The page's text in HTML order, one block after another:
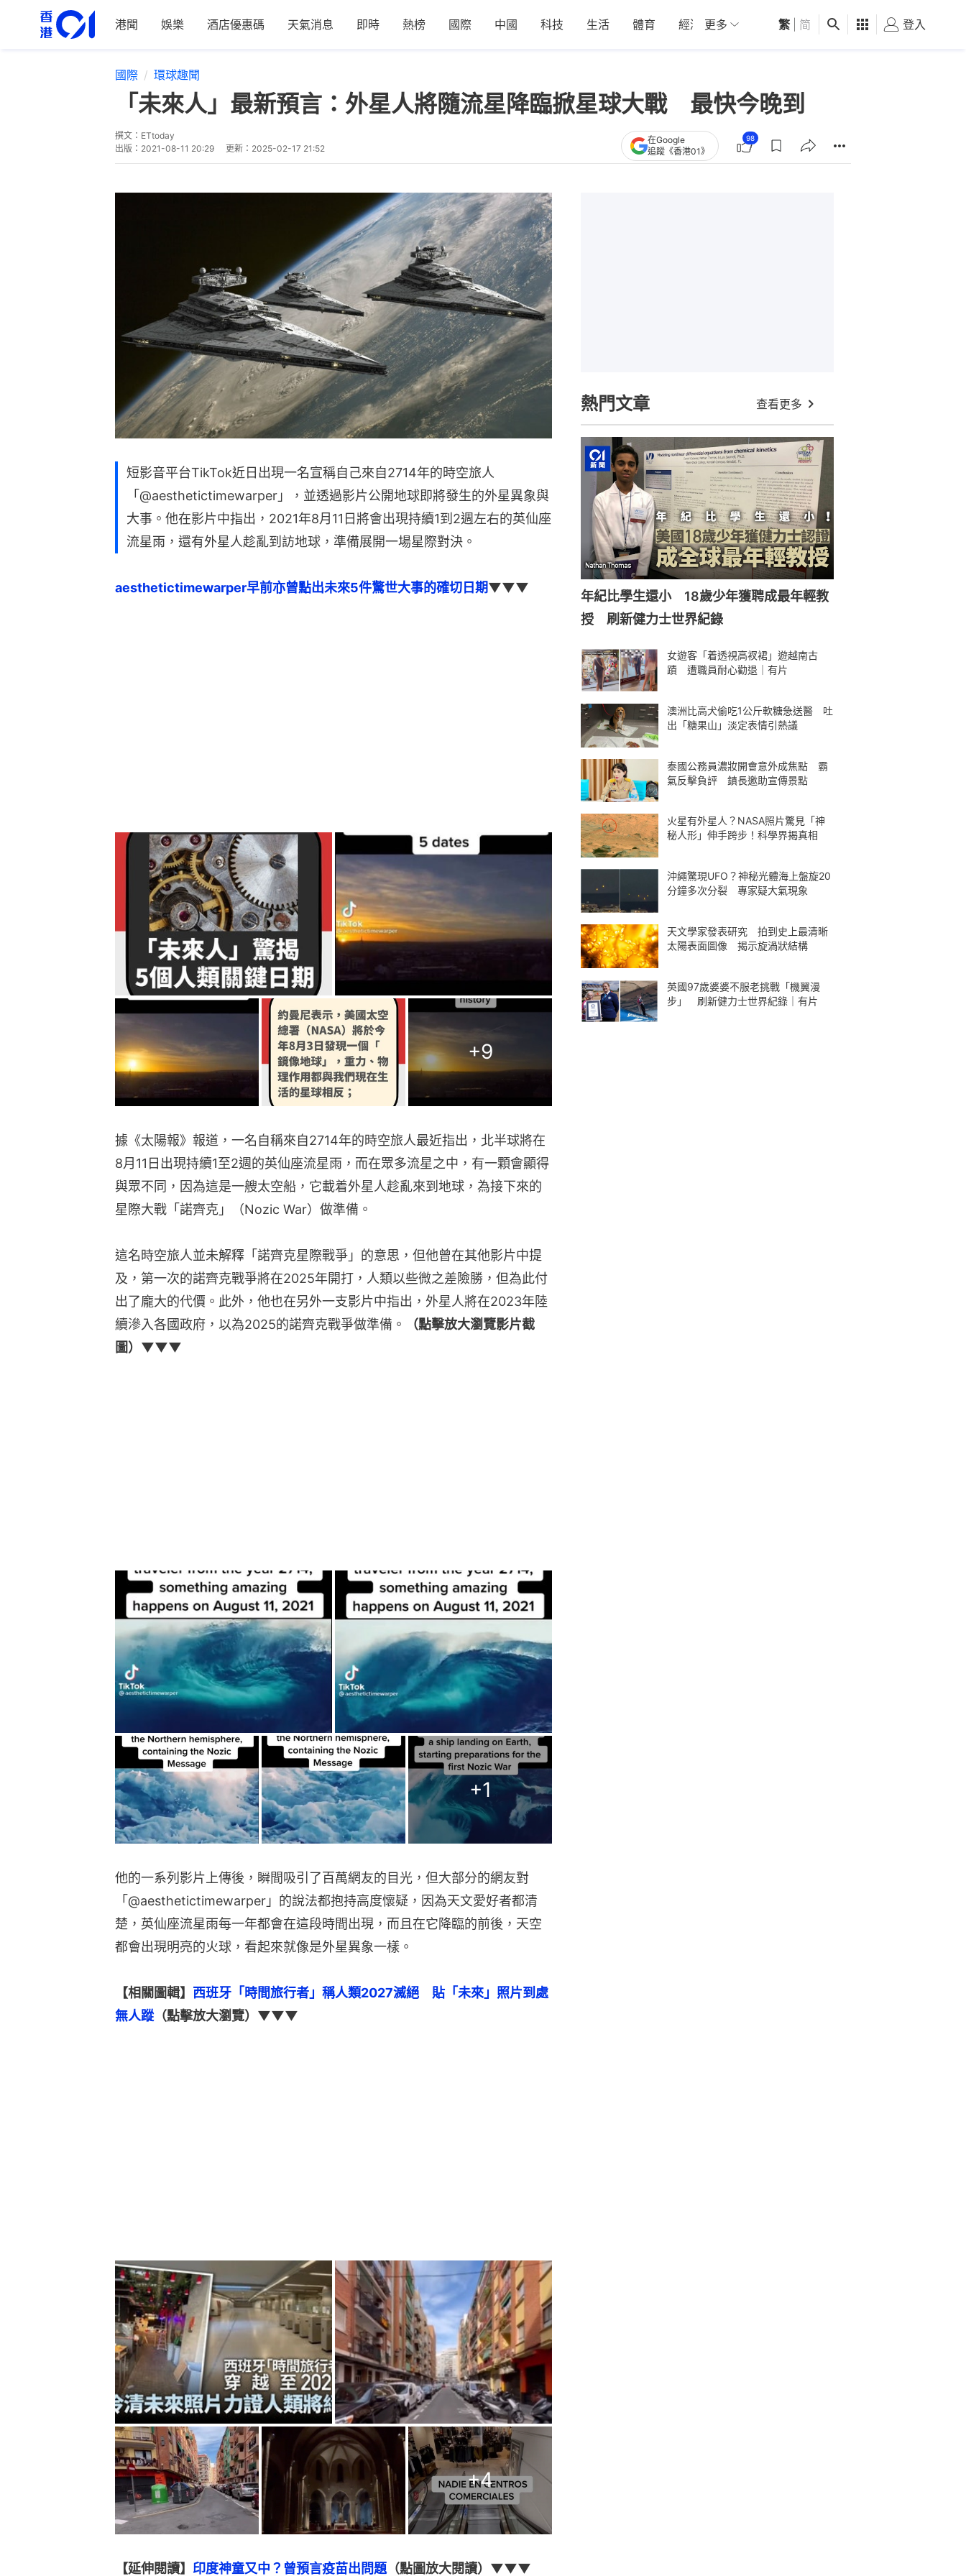
港聞 娛樂 酒店優惠碼 天氣消息 即時 熱榜 國際 中國 科技 生活 體育 經濟 01深圳 觀點 健康 好食玩飛
更多 繁 简 登入
國際 環球趣聞
「未來人」最新預言：外星人將隨流星降臨掀星球大戰 最快今晚到
撰文： ETtoday
出版： 2021-08-11 20:29 更新： 2025-02-17 21:52
在Google
追蹤《香港01》
98
短影音平台TikTok近日出現一名宣稱自己來自2714年的時空旅人
「@aesthetictimewarper」，並透過影片公開地球即將發生的外星異象與
大事。他在影片中指出，2021年8月11日將會出現持續1到2週左右的英仙座
流星雨，還有外星人趁亂到訪地球，準備展開一場星際對決。
aesthetictimewarper早前亦曾點出未來5件驚世大事的確切日期▼▼▼
+9
據《太陽報》報道，一名自稱來自2714年的時空旅人最近指出，北半球將在
8月11日出現持續1至2週的英仙座流星雨，而在眾多流星之中，有一顆會顯得
與眾不同，因為這是一艘太空船，它載着外星人趁亂來到地球，為接下來的
星際大戰「諾齊克」（Nozic War）做準備。
這名時空旅人並未解釋「諾齊克星際戰爭」的意思，但他曾在其他影片中提
及，第一次的諾齊克戰爭將在2025年開打，人類以些微之差險勝，但為此付
出了龐大的代價。此外，他也在另外一支影片中指出，外星人將在2023年陸
續滲入各國政府，以為2025的諾齊克戰爭做準備。
（點擊放大瀏覽影片截
圖）▼▼▼
+1
他的一系列影片上傳後，瞬間吸引了百萬網友的目光，但大部分的網友對
「@aesthetictimewarper」的說法都抱持高度懷疑，因為天文愛好者都清
楚，英仙座流星雨每一年都會在這段時間出現，而且在它降臨的前後，天空
都會出現明亮的火球，看起來就像是外星異象一樣。
【相關圖輯】 西班牙「時間旅行者」稱人類2027滅絕　貼「未來」照片到處
無人蹤（點擊放大瀏覽）▼▼▼
+4
【延伸閱讀】 印度神童又中？曾預言疫苗出問題 （點圖放大閱讀）▼▼▼
熱門文章 查看更多
年紀比學生還小 18歲少年獲聘成最年輕教
授 刷新健力士世界紀錄
女遊客「着透視高衩裙」遊越南古
蹟 遭職員耐心勸退｜有片
澳洲比高犬偷吃1公斤軟糖急送醫 吐
出「糖果山」淡定表情引熱議
泰國公務員濃妝開會意外成焦點 霸
氣反擊負評 鎮長邀助宣傳景點
火星有外星人？NASA照片驚見「神
秘人形」伸手跨步！科學界揭真相
沖繩驚現UFO？神秘光體海上盤旋20
分鐘多次分裂 專家疑大氣現象
天文學家發表研究 拍到史上最清晰
太陽表面圖像 揭示旋渦狀結構
英國97歲婆婆不服老挑戰「機翼漫
步」 刷新健力士世界紀錄｜有片